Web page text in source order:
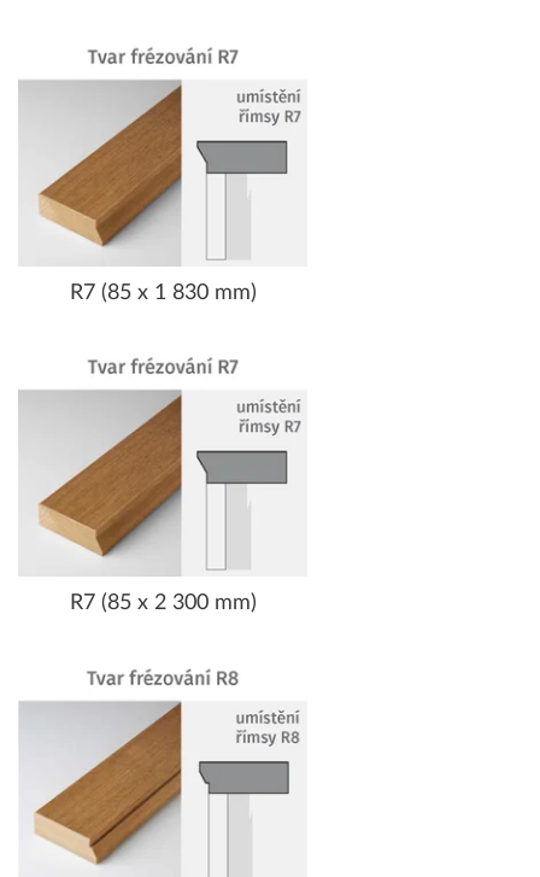
R7 (85 x 1 830 mm)
R7 (85 x 2 300 mm)